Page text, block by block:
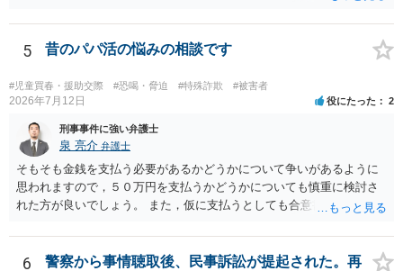
す。 弁護士を介して共犯者数人で被害弁済を行うこともあります。 保
釈申請については、共犯なので、全て公判請求されるまで難しいです
が、個別具体的な事情により異なります。 弁護方針により、結果が変
わるため、刑事事件に精通している弁護人を選任されることをお勧め
いたします。
5 昔のパパ活の悩みの相談です
#児童買春・援助交際 #恐喝・脅迫 #特殊詐欺 #被害者
2026年7月12日 役にたった 2
刑事事件に強い弁護士
泉 亮介 弁護士
そもそも金銭を支払う必要があるかどうかについて争いがあるように
思われますので，５０万円を支払うかどうかについても慎重に検討さ
れた方が良いでしょう。 また，仮に支払うとしても合意書を交わし，
面を作成したうえで支払いをする必要があるでしょう。 一度弁護士に
相談をされた方が良いかと思われます。
6
警察から事情聴取後、民事訴訟が提起された。再